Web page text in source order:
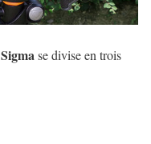
Sigma se divise en trois